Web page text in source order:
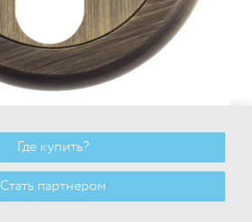
Где купить?
Стать партнером